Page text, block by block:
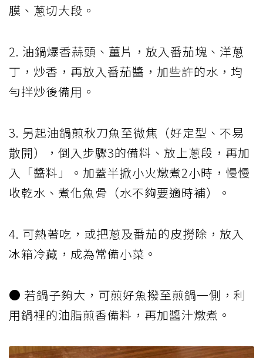
膜、蔥切大段。
2. 油鍋爆香蒜頭、薑片，放入番茄塊、洋蔥
丁，炒香，再放入番茄醬，加些許的水，均
勻拌炒後備用。
3. 另起油鍋煎秋刀魚至微焦（好定型、不易
散開），倒入步驟3的備料、放上蔥段，再加
入「醬料」。加蓋半掀小火燉煮2小時，慢慢
收乾水、煮化魚骨（水不夠要適時補）。
4. 可熱著吃，或把蔥及番茄的皮撈除，放入
冰箱冷藏，成為常備小菜。
● 若鍋子夠大，可煎好魚撥至煎鍋一側，利
用鍋裡的油脂煎香備料，再加醬汁燉煮。